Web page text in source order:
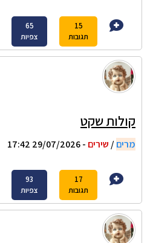
15
תגובות
65
צפיות
קולות שקט
מרים/ שירים - 29/07/2026 17:42
17
תגובות
93
צפיות